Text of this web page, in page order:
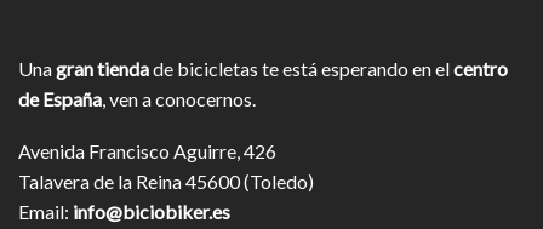
Unagran tiendade bicicletas te está esperando en elcentro
de España , ven a conocernos.
Avenida Francisco Aguirre, 426
Talavera de la Reina 45600 (Toledo)
Email: info@biciobiker.es